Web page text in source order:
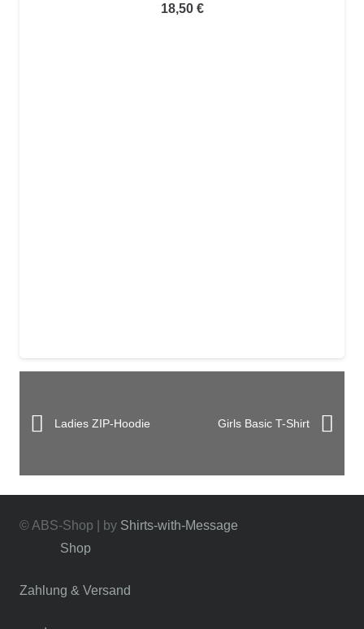
18,50 €
Ladies ZIP-Hoodie Girls Basic T-Shirt
© ABS-Shop | by Shirts-with-Message
Shop
Zahlung & Versand